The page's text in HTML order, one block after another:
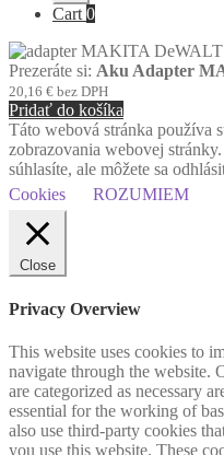
Cart 0
Prezeráte si: Aku Adapter
20,16 € bez DPH
Pridať do košíka
Táto webová stránka používa
zobrazovania webovej
súhlasíte, ale môžete sa
Cookies
ROZUMIEM
Close
Privacy Overview
This website uses cookies to
navigate through the website.
are categorized as necessary
essential for the working of
also use third-party cookies
you use this website. These